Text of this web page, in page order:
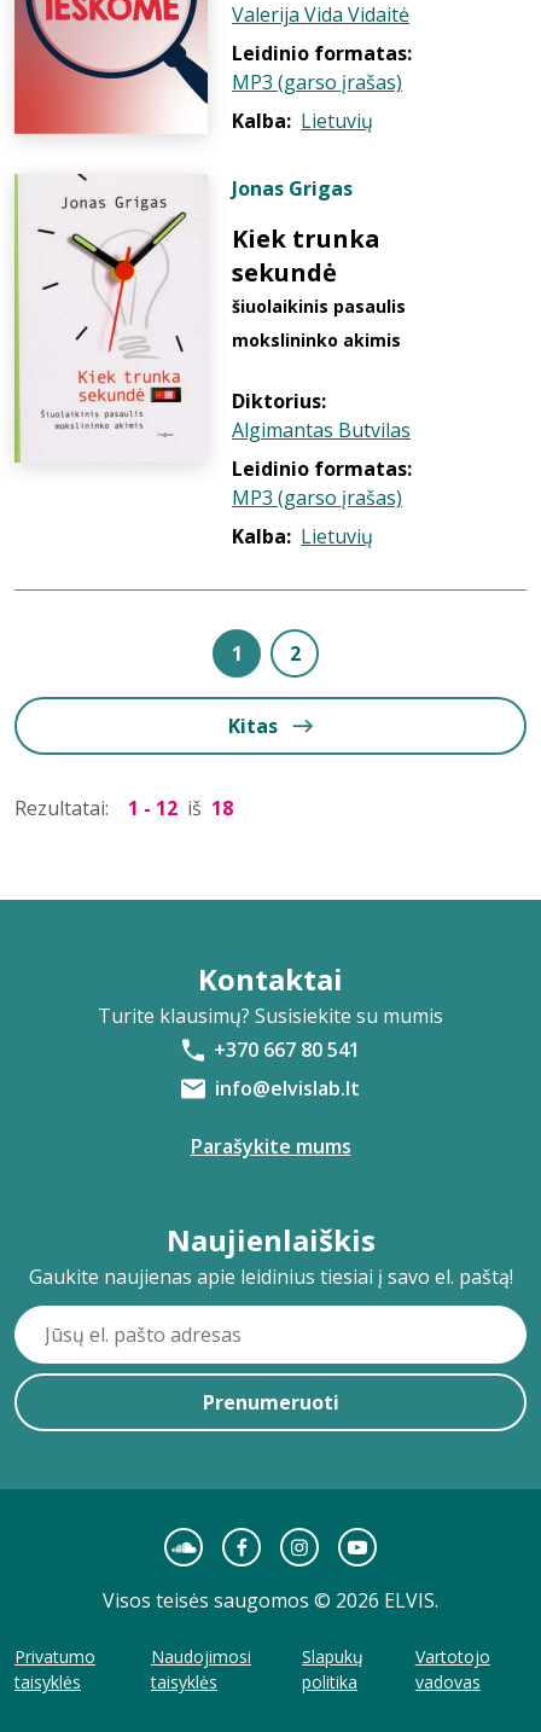
Valerija Vida Vidaitė
Leidinio formatas:
MP3 (garso įrašas)
Kalba: Lietuvių
Jonas Grigas
Kiek trunka
sekundė
šiuolaikinis pasaulis
mokslininko akimis
Diktorius:
Algimantas Butvilas
Leidinio formatas:
MP3 (garso įrašas)
Kalba: Lietuvių
1 2
Kitas
Rezultatai: 1 - 12 iš 18
Kontaktai
Turite klausimų? Susisiekite su mumis
+370 667 80 541
info@elvislab.lt
Parašykite mums
Naujienlaiškis
Gaukite naujienas apie leidinius tiesiai į savo el. paštą!
Prenumeruoti
Visos teisės saugomos © 2026 ELVIS.
Privatumo
taisyklės
Naudojimosi
taisyklės
Slapukų
politika
Vartotojo
vadovas